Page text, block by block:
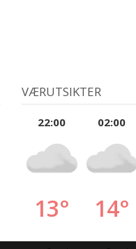
VÆRUTSIKTER
22:00
13°
02:00
14°